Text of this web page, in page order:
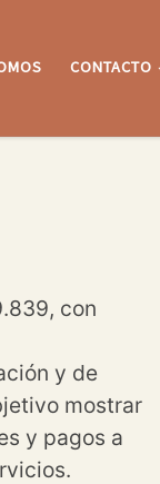
CONTACTO
con
y de
mostrar
y pagos a